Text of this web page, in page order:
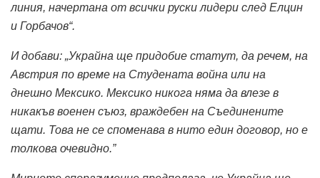
линия, начертана от всички руски лидери след Елцин
и Горбачов“.
И добави: „Украйна ще придобие статут, да речем, на
Австрия по време на Студената война или на
днешно Мексико. Мексико никога няма да влезе в
никакъв военен съюз, враждебен на Съединените
щати. Това не се споменава в нито един договор, но е
толкова очевидно.”